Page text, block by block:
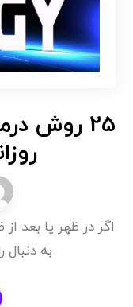
25 روش
اگر در ظهر یا بعد
به